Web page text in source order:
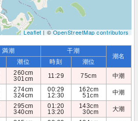
Leaflet| ©OpenStreetMap contributors
満潮 干潮
潮名
潮位 時刻
潮位
260cm
301cm
11:29 75cm 中潮
274cm
324cm
00:29
12:30
162cm
51cm
中潮
295cm
340cm
01:20
13:20
143cm
30cm
大潮